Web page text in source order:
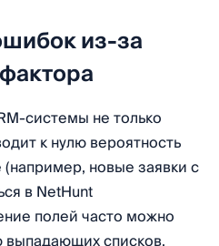
из-за
системы не только
к нулю вероятность
новые заявки с
в NetHunt
полей часто можно